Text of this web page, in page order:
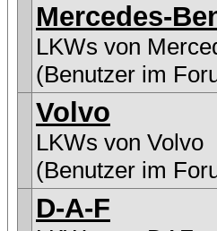
Mercedes-
LKWs von
(Benutzer im
Volvo
LKWs von Volvo
(Benutzer im
D-A-F